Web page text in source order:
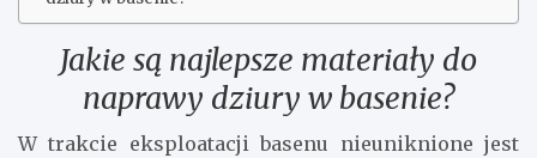
Jakie są najlepsze materiały do
naprawy dziury w basenie?
W trakcie eksploatacji basenu nieuniknione jest